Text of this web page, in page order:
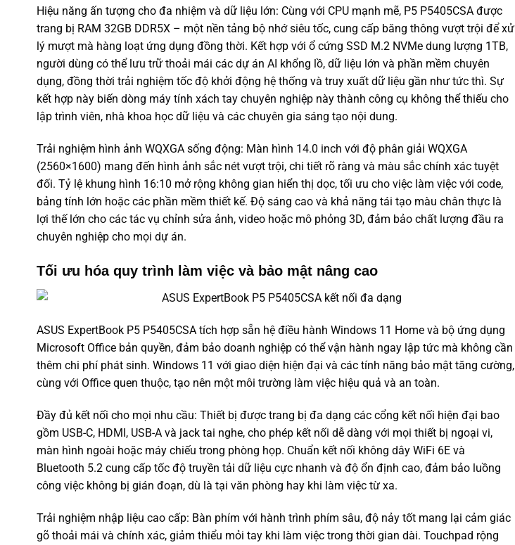
Hiệu năng ấn tượng cho đa nhiệm và dữ liệu lớn: Cùng với CPU mạnh mẽ, P5 P5405CSA được
trang bị RAM 32GB DDR5X – một nền tảng bộ nhớ siêu tốc, cung cấp băng thông vượt trội để xử
lý mượt mà hàng loạt ứng dụng đồng thời. Kết hợp với ổ cứng SSD M.2 NVMe dung lượng 1TB,
người dùng có thể lưu trữ thoải mái các dự án AI khổng lồ, dữ liệu lớn và phần mềm chuyên
dụng, đồng thời trải nghiệm tốc độ khởi động hệ thống và truy xuất dữ liệu gần như tức thì. Sự
kết hợp này biến dòng máy tính xách tay chuyên nghiệpnày thành công cụ không thể thiếu cho
lập trình viên, nhà khoa học dữ liệu và các chuyên gia sáng tạo nội dung.
Trải nghiệm hình ảnh WQXGA sống động: Màn hình 14.0 inch với độ phân giải WQXGA
(2560×1600) mang đến hình ảnh sắc nét vượt trội, chi tiết rõ ràng và màu sắc chính xác tuyệt
đối. Tỷ lệ khung hình 16:10 mở rộng không gian hiển thị dọc, tối ưu cho việc làm việc với code,
bảng tính lớn hoặc các phần mềm thiết kế. Độ sáng cao và khả năng tái tạo màu chân thực là
lợi thế lớn cho các tác vụ chỉnh sửa ảnh, video hoặc mô phỏng 3D, đảm bảo chất lượng đầu ra
chuyên nghiệp cho mọi dự án.
Tối ưu hóa quy trình làm việc và bảo mật nâng cao
ASUS ExpertBook P5 P5405CSA tích hợp sẵn hệ điều hành Windows 11 Home và bộ ứng dụng
Microsoft Office bản quyền, đảm bảo doanh nghiệp có thể vận hành ngay lập tức mà không cần
thêm chi phí phát sinh. Windows 11 với giao diện hiện đại và các tính năng bảo mật tăng cường,
cùng với Office quen thuộc, tạo nên một môi trường làm việc hiệu quả và an toàn.
Đầy đủ kết nối cho mọi nhu cầu: Thiết bị được trang bị đa dạng các cổng kết nối hiện đại bao
gồm USB-C, HDMI, USB-A và jack tai nghe, cho phép kết nối dễ dàng với mọi thiết bị ngoại vi,
màn hình ngoài hoặc máy chiếu trong phòng họp. Chuẩn kết nối không dây WiFi 6E và
Bluetooth 5.2 cung cấp tốc độ truyền tải dữ liệu cực nhanh và độ ổn định cao, đảm bảo luồng
công việc không bị gián đoạn, dù là tại văn phòng hay khi làm việc từ xa.
Trải nghiệm nhập liệu cao cấp: Bàn phím với hành trình phím sâu, độ nảy tốt mang lại cảm giác
gõ thoải mái và chính xác, giảm thiểu mỏi tay khi làm việc trong thời gian dài. Touchpad rộng